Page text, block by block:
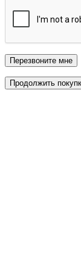
Перезвоните мне
Продолжить